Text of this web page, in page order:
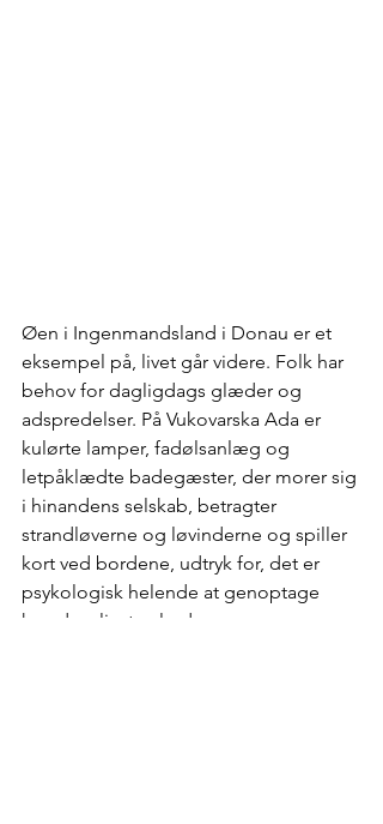
Øen i Ingenmandsland i Donau er et
eksempel på, livet går videre. Folk har
behov for dagligdags glæder og
adspredelser. På Vukovarska Ada er
kulørte lamper, fadølsanlæg og
letpåklædte badegæster, der morer sig
i hinandens selskab, betragter
strandløverne og løvinderne og spiller
kort ved bordene, udtryk for, det er
psykologisk helende at genoptage
hverdagslivets glæder.